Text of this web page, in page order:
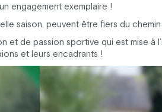
engagement exemplaire !
saison, peuvent être fiers du chemin
et de passion sportive qui est mise à
et leurs encadrants !